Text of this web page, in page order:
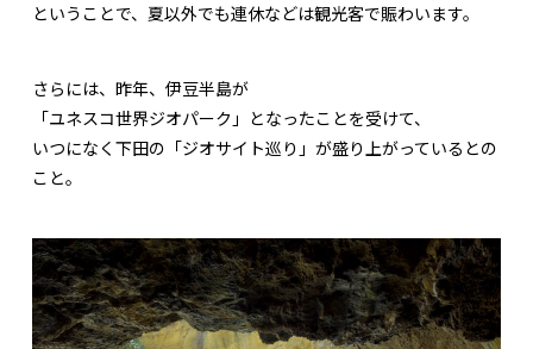
ということで、夏以外でも連休などは観光客で賑わいます。
さらには、昨年、伊豆半島が
「ユネスコ世界ジオパーク」となったことを受けて、
いつになく下田の「ジオサイト巡り」が盛り上がっているとの
こと。